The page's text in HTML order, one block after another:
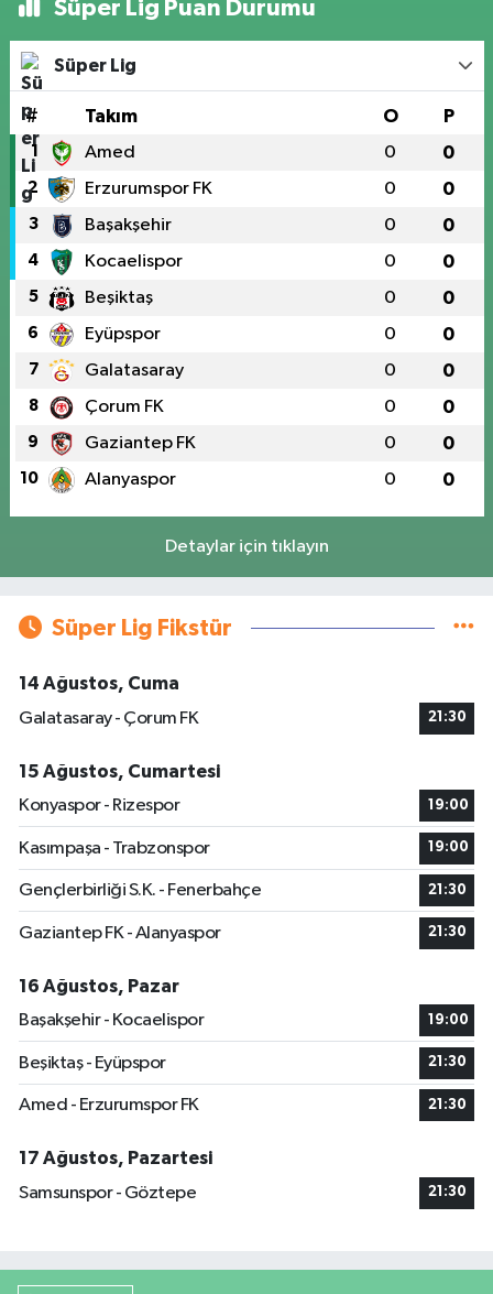
Süper Lig Puan Durumu
Süper Lig
# Takım O P
1 Amed 0 0
2 Erzurumspor FK 0 0
3 Başakşehir 0 0
4 Kocaelispor 0 0
5 Beşiktaş 0 0
6 Eyüpspor 0 0
7 Galatasaray 0 0
8 Çorum FK 0 0
9 Gaziantep FK 0 0
10 Alanyaspor 0 0
Detaylar için tıklayın
Süper Lig Fikstür
14 Ağustos, Cuma
Galatasaray - Çorum FK
21:30
15 Ağustos, Cumartesi
Konyaspor - Rizespor
19:00
Kasımpaşa - Trabzonspor 19:00
Gençlerbirliği S.K. - Fenerbahçe 21:30
Gaziantep FK - Alanyaspor 21:30
16 Ağustos, Pazar
Başakşehir - Kocaelispor
19:00
Beşiktaş - Eyüpspor 21:30
Amed - Erzurumspor FK 21:30
17 Ağustos, Pazartesi
Samsunspor - Göztepe
21:30